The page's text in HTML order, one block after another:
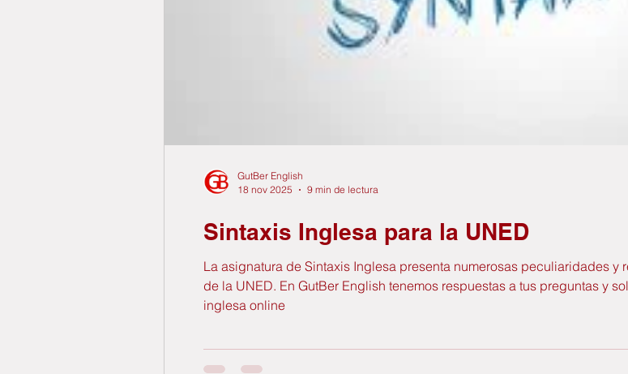
Sintaxis Inglesa para la UNED
La asignatura de Sintaxis Inglesa presenta numerosas peculiaridades y
de la UNED. En GutBer English tenemos respuestas a tus preguntas y
inglesa online
GutBer English
18 nov 2025
9 min de lectura